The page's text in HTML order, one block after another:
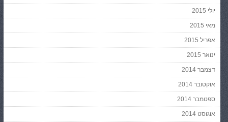
יולי 2015
מאי 2015
אפריל 2015
ינואר 2015
דצמבר 2014
אוקטובר 2014
ספטמבר 2014
אוגוסט 2014